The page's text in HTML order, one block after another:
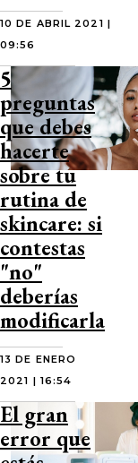
10 DE ABRIL 2021 |
09:56
5
preguntas
que debes
hacerte
sobre tu
rutina de
skincare: si
contestas
"no"
deberías
modificarla
13 DE ENERO
2021 | 16:54
El gran
error que